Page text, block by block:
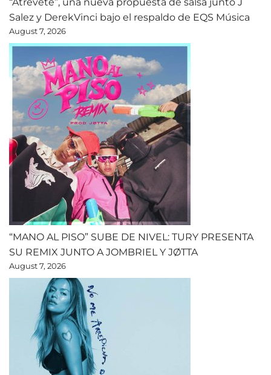
“Atrévete”, una nueva propuesta de salsa junto J
Salez y DerekVinci bajo el respaldo de EQS Música
August 7, 2026
“MANO AL PISO” SUBE DE NIVEL: TURY PRESENTA
SU REMIX JUNTO A JOMBRIEL Y JØTTA
August 7, 2026